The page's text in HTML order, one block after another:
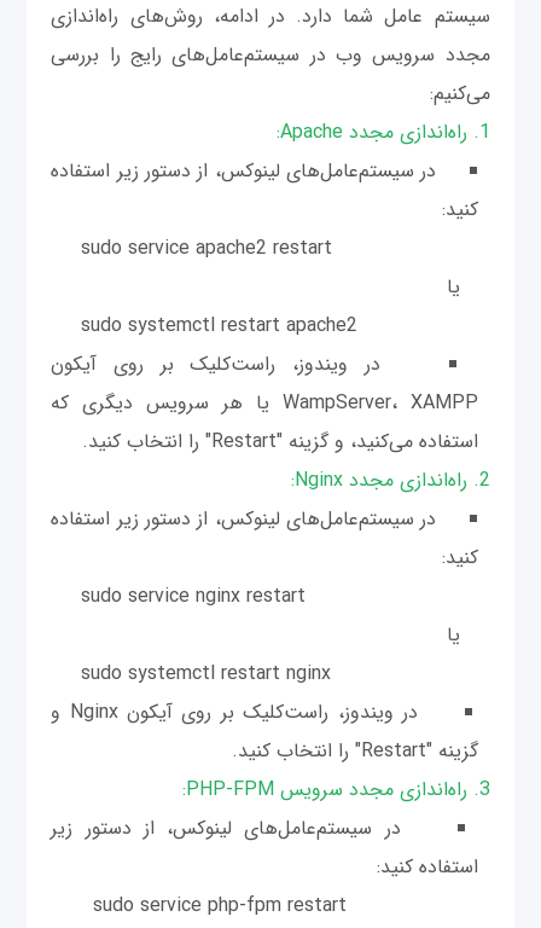
سیستم عامل شما دارد. در ادامه، روش‌های راه‌اندازی
مجدد سرویس وب در سیستم‌عامل‌های رایج را بررسی
می‌کنیم:
1. راه‌اندازی مجدد Apache:
در سیستم‌عامل‌های لینوکس، از دستور زیر استفاده
کنید:
sudo service apache2 restart
یا
sudo systemctl restart apache2
در ویندوز، راست‌کلیک بر روی آیکون
WampServer، XAMPP یا هر سرویس دیگری که
استفاده می‌کنید، و گزینه "Restart" را انتخاب کنید.
2. راه‌اندازی مجدد Nginx:
در سیستم‌عامل‌های لینوکس، از دستور زیر استفاده
کنید:
sudo service nginx restart
یا
sudo systemctl restart nginx
در ویندوز، راست‌کلیک بر روی آیکون Nginx و
گزینه "Restart" را انتخاب کنید.
3. راه‌اندازی مجدد سرویس PHP-FPM:
در سیستم‌عامل‌های لینوکس، از دستور زیر
استفاده کنید:
sudo service php-fpm restart